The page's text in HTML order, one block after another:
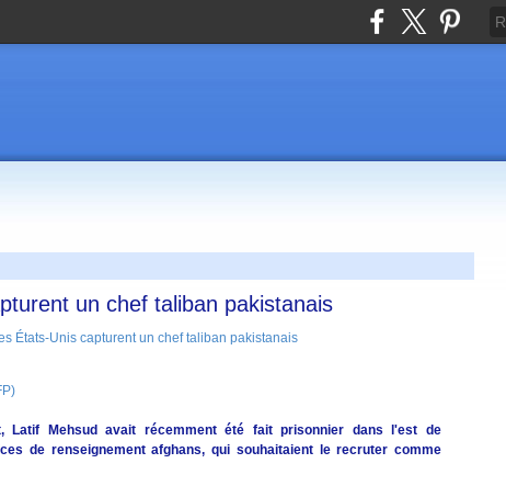
un chef taliban pakistanais
Latif Mehsud avait récemment été fait prisonnier dans l'est de
de renseignement afghans, qui souhaitaient le recruter comme